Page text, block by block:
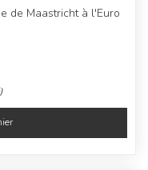
de Maastricht à l'Euro